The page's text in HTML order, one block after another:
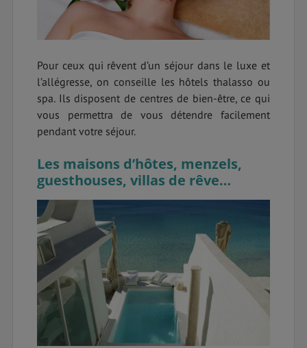
Pour ceux qui rêvent d’un séjour dans le luxe et
l’allégresse, on conseille les hôtels thalasso ou
spa. Ils disposent de centres de bien-être, ce qui
vous permettra de vous détendre facilement
pendant votre séjour.
Les maisons d’hôtes, menzels,
guesthouses, villas de rêve…